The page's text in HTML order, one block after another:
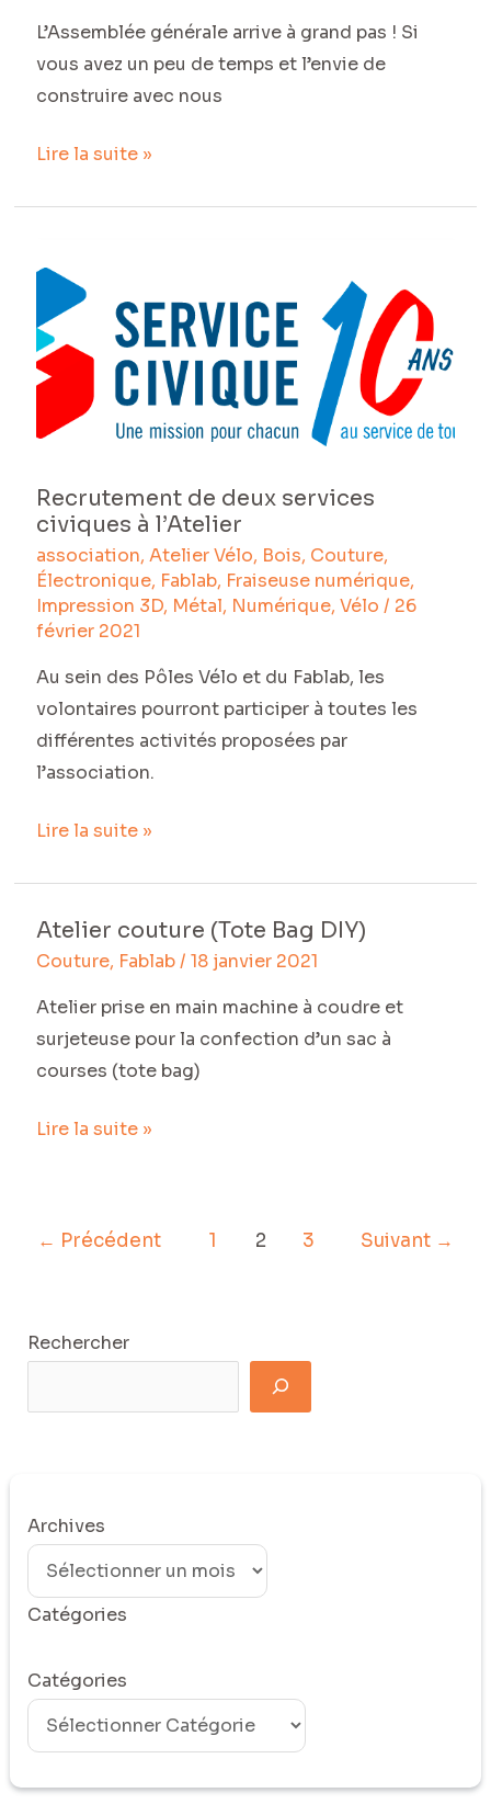
L’Assemblée générale arrive à grand pas ! Si
vous avez un peu de temps et l’envie de
construire avec nous
les
commissions
et
vos
Lire la suite »
Recrutement de deux services
civiques à l’Atelier
association, Atelier Vélo, Bois, Couture,
Électronique, Fablab, Fraiseuse numérique,
Impression 3D, Métal, Numérique, Vélo / 26
février 2021
Au sein des Pôles Vélo et du Fablab, les
volontaires pourront participer à toutes les
différentes activités proposées par
l’association.
deux
services
civiques
l’Atelier
Lire la suite »
Atelier couture (Tote Bag DIY)
Couture, Fablab/ 18 janvier 2021
Atelier prise en main machine à coudre et
surjeteuse pour la confection d’un sac à
courses (tote bag)
Atelier
couture
Lire la suite »
← Précédent 1 2 3 Suivant →
Rechercher
Archives
Catégories
Catégories